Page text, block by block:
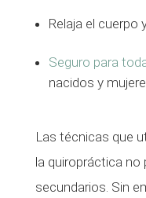
Relaja el cuerpo
Seguro para
nacidos y
Las técnicas que
la quiropráctica
secundarios. Sin